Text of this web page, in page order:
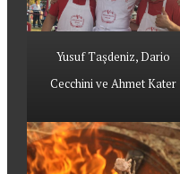
Yusuf Taşdeniz, Dario
Cecchini ve Ahmet Kater